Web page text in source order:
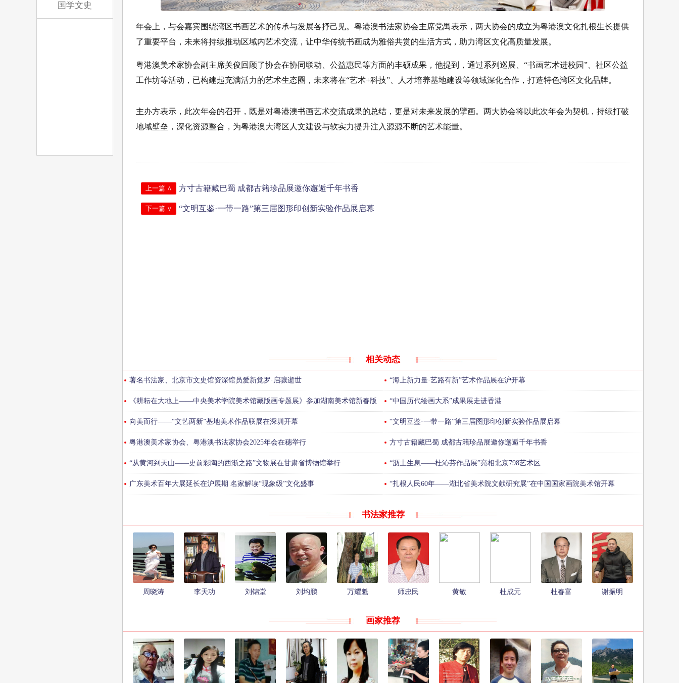
国学文史
年会上，与会嘉宾围绕湾区书画艺术的传承与发展各抒己见。粤港澳书法家协会主席党禺表示，两大协会的成立为粤港澳文化扎根生长提供
了重要平台，未来将持续推动区域内艺术交流，让中华传统书画成为雅俗共赏的生活方式，助力湾区文化高质量发展。
粤港澳美术家协会副主席关俊回顾了协会在协同联动、公益惠民等方面的丰硕成果，他提到，通过系列巡展、“书画艺术进校园”、社区公益
工作坊等活动，已构建起充满活力的艺术生态圈，未来将在“艺术+科技”、人才培养基地建设等领域深化合作，打造特色湾区文化品牌。
主办方表示，此次年会的召开，既是对粤港澳书画艺术交流成果的总结，更是对未来发展的擘画。两大协会将以此次年会为契机，持续打破
地域壁垒，深化资源整合，为粤港澳大湾区人文建设与软实力提升注入源源不断的艺术能量。
上一篇 ∧ 方寸古籍藏巴蜀 成都古籍珍品展邀你邂逅千年书香
下一篇 ∨ “文明互鉴·一带一路”第三届图形印创新实验作品展启幕
相关动态
著名书法家、北京市文史馆资深馆员爱新觉罗·启骧逝世 “海上新力量·艺路有新”艺术作品展在沪开幕
《耕耘在大地上——中央美术学院美术馆藏版画专题展》参加湖南美术馆新春版
画系列展 四展联动
“中国历代绘画大系”成果展走进香港
向美而行——“文艺两新”基地美术作品联展在深圳开幕 “文明互鉴·一带一路”第三届图形印创新实验作品展启幕
粤港澳美术家协会、粤港澳书法家协会2025年会在穗举行 方寸古籍藏巴蜀 成都古籍珍品展邀你邂逅千年书香
“从黄河到天山——史前彩陶的西渐之路”文物展在甘肃省博物馆举行 “沥土生息——杜沁芬作品展”亮相北京798艺术区
广东美术百年大展延长在沪展期 名家解读“现象级”文化盛事 “扎根人民60年——湖北省美术院文献研究展”在中国国家画院美术馆开幕
书法家推荐
周晓涛 李天功 刘锦堂 刘均鹏 万耀魁 师忠民 黄敏 杜成元 杜春富 ​谢振明
画家推荐